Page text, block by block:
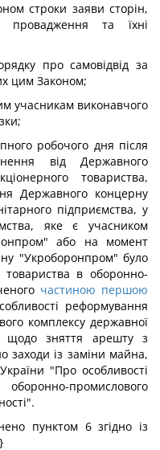
строки заяви сторін,
провадження та їхні
про самовідвід за
цим Законом;
учасникам виконавчого
робочого дня після
від Державного
товариства,
Державного концерну
підприємства, у
яке є учасником
або на момент
"Укроборонпром" було
товариства в оборонно-
частиною першою
реформування
комплексу державної
щодо зняття арешту з
заходи із заміни майна,
"Про особливості
промислового
пунктом 6 згідно із
}